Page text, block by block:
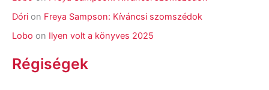
Dóri on Freya Sampson: Kíváncsi szomszédok
Lobo on Ilyen volt a könyves 2025
Régiségek